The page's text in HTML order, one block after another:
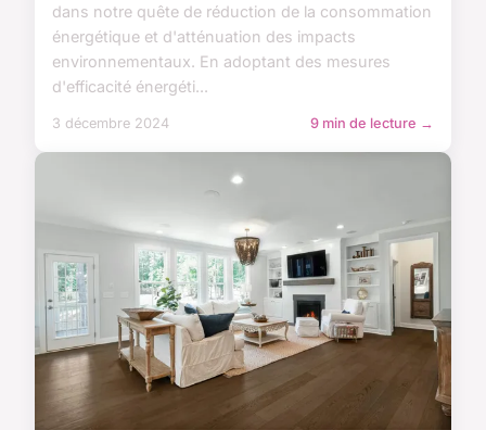
dans notre quête de réduction de la consommation
énergétique et d'atténuation des impacts
environnementaux. En adoptant des mesures
d'efficacité énergéti...
3 décembre 2024 9 min de lecture →